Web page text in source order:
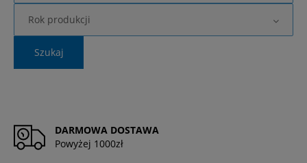
Rok produkcji
Szukaj
DARMOWA DOSTAWA
Powyżej 1000zł